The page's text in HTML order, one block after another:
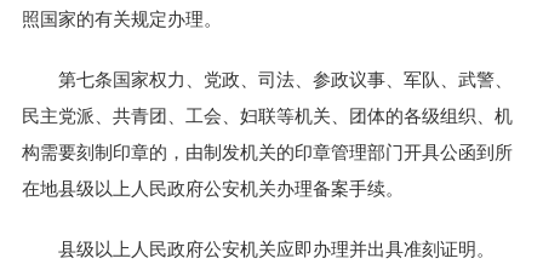
照国家的有关规定办理。
第七条国家权力、党政、司法、参政议事、军队、武警、
民主党派、共青团、工会、妇联等机关、团体的各级组织、机
构需要刻制印章的，由制发机关的印章管理部门开具公函到所
在地县级以上人民政府公安机关办理备案手续。
县级以上人民政府公安机关应即办理并出具准刻证明。